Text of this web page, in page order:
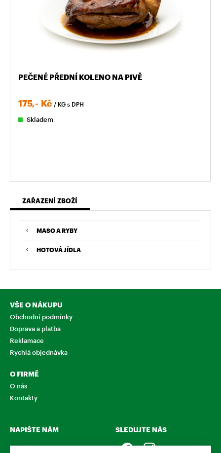
PEČENÉ PŘEDNÍ KOLENO NA PIVĚ
175,- Kč / KG s DPH
Skladem
ZAŘAZENÍ ZBOŽÍ
MASO A RYBY
HOTOVÁ JÍDLA
VŠE O NÁKUPU
Obchodní podmínky
Doprava a platba
Reklamace
Rychlá objednávka
O FIRMĚ
O nás
Kontakty
NAPIŠTE NÁM
Chcete nám něco sdělit o
SLEDUJTE NÁS